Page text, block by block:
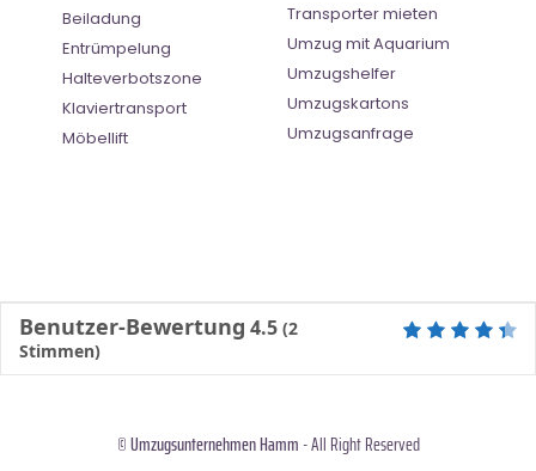
Beiladung
Entrümpelung
Halteverbotszone
Klaviertransport
Möbellift
Transporter mieten
Umzug mit Aquarium
Umzugshelfer
Umzugskartons
Umzugsanfrage
Benutzer-Bewertung 4.5 (2
Stimmen)
©Umzugsunternehmen Hamm - All Right Reserved